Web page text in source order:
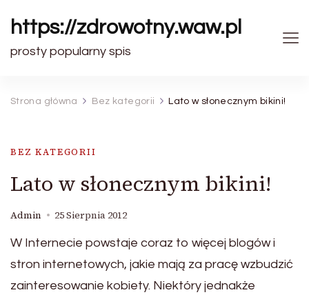
https://zdrowotny.waw.pl
prosty popularny spis
Strona główna Bez kategorii Lato w słonecznym bikini!
BEZ KATEGORII
Lato w słonecznym bikini!
Admin 25 Sierpnia 2012
W Internecie powstaje coraz to więcej blogów i
stron internetowych, jakie mają za pracę wzbudzić
zainteresowanie kobiety. Niektóry jednakże